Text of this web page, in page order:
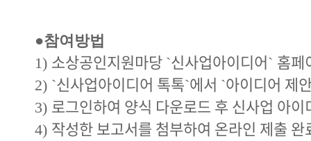
●참여방법
1) 소상공인지원마당 `신사업아이디어` 홈페
2) `신사업아이디어 톡톡`에서 `아이디어 제
3) 로그인하여 양식 다운로드 후 신사업 아
4) 작성한 보고서를 첨부하여 온라인 제출 완